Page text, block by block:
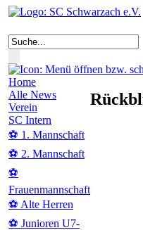
Home
Alle News
Verein
SC Intern
⚽ 1. Mannschaft
⚽ 2. Mannschaft
⚽
Frauenmannschaft
⚽ Alte Herren
⚽ Junioren U7-